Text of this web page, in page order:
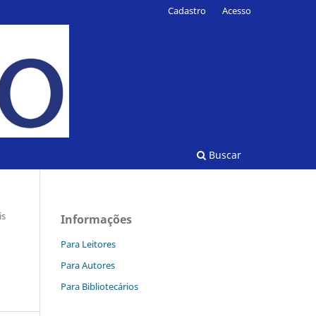
Buscar
Cadastro Acesso
Informações
Para Leitores
Para Autores
Para Bibliotecários